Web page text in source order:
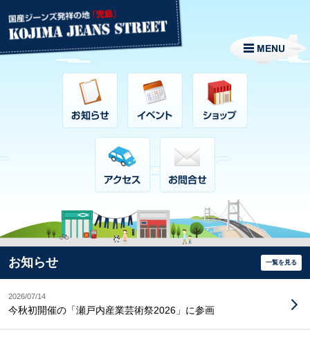
お知らせ 一覧を見る
2026/07/14
今秋初開催の「瀬戸内産業芸術祭2026」に参画